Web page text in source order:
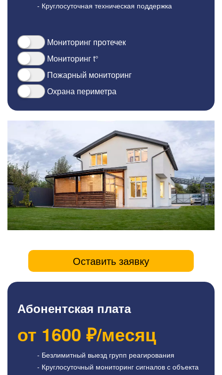
- Круглосуточная техническая поддержка
Мониторинг протечек
Мониторинг t°
Пожарный мониторинг
Охрана периметра
Оставить заявку
Абонентская плата
от 1600 ₽/месяц
- Безлимитный выезд групп реагирования
- Круглосуточный мониторинг сигналов с объекта